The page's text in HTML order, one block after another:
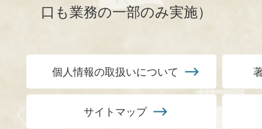
口も業務の一部のみ実施）
個人情報の取扱いについて
サイトマップ